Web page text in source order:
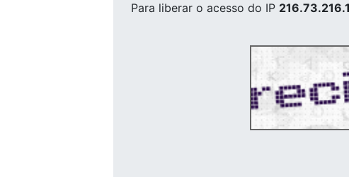
Para liberar o acesso do IP